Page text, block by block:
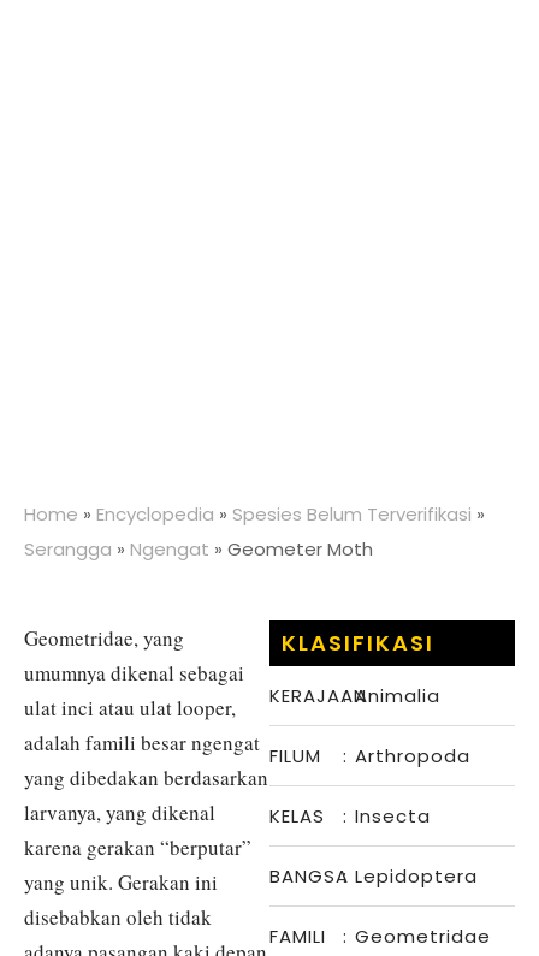
Home » Encyclopedia » Spesies Belum Terverifikasi »
Serangga » Ngengat » Geometer Moth
KLASIFIKASI
KERAJAAN
: Animalia
FILUM : Arthropoda
KELAS : Insecta
BANGSA: Lepidoptera
FAMILI : Geometridae
Geometridae, yang
umumnya dikenal sebagai
ulat inci atau ulat looper,
adalah famili besar ngengat
yang dibedakan berdasarkan
larvanya, yang dikenal
karena gerakan “berputar”
yang unik. Gerakan ini
disebabkan oleh tidak